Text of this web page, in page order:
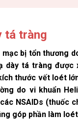
tá tràng
bị tổn thương
dày tá tràng được
thước vết loét
do vi khuẩn
NSAIDs (thuốc
góp phần làm